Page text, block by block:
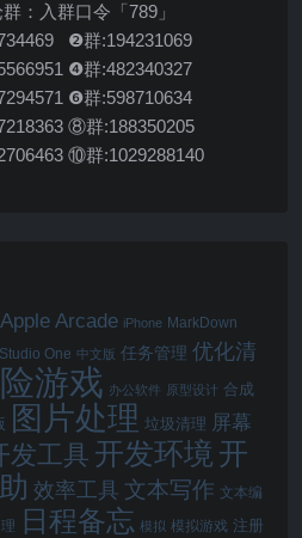
：入群口令「789」
❷群:194231069
❹群:482340327
❻群:598710634
⑧群:188350205
⑩群:1029288140
Apple Arcade iPhone MarkDown
Studio One 中文版 任务管理 优化清
游戏 办公软件 原型设计 合成
图片处理 垃圾清理 屏幕
发工具 开发环境 开
效率工具 文本写作 文本编
日程备忘 模拟 模拟游戏 注册